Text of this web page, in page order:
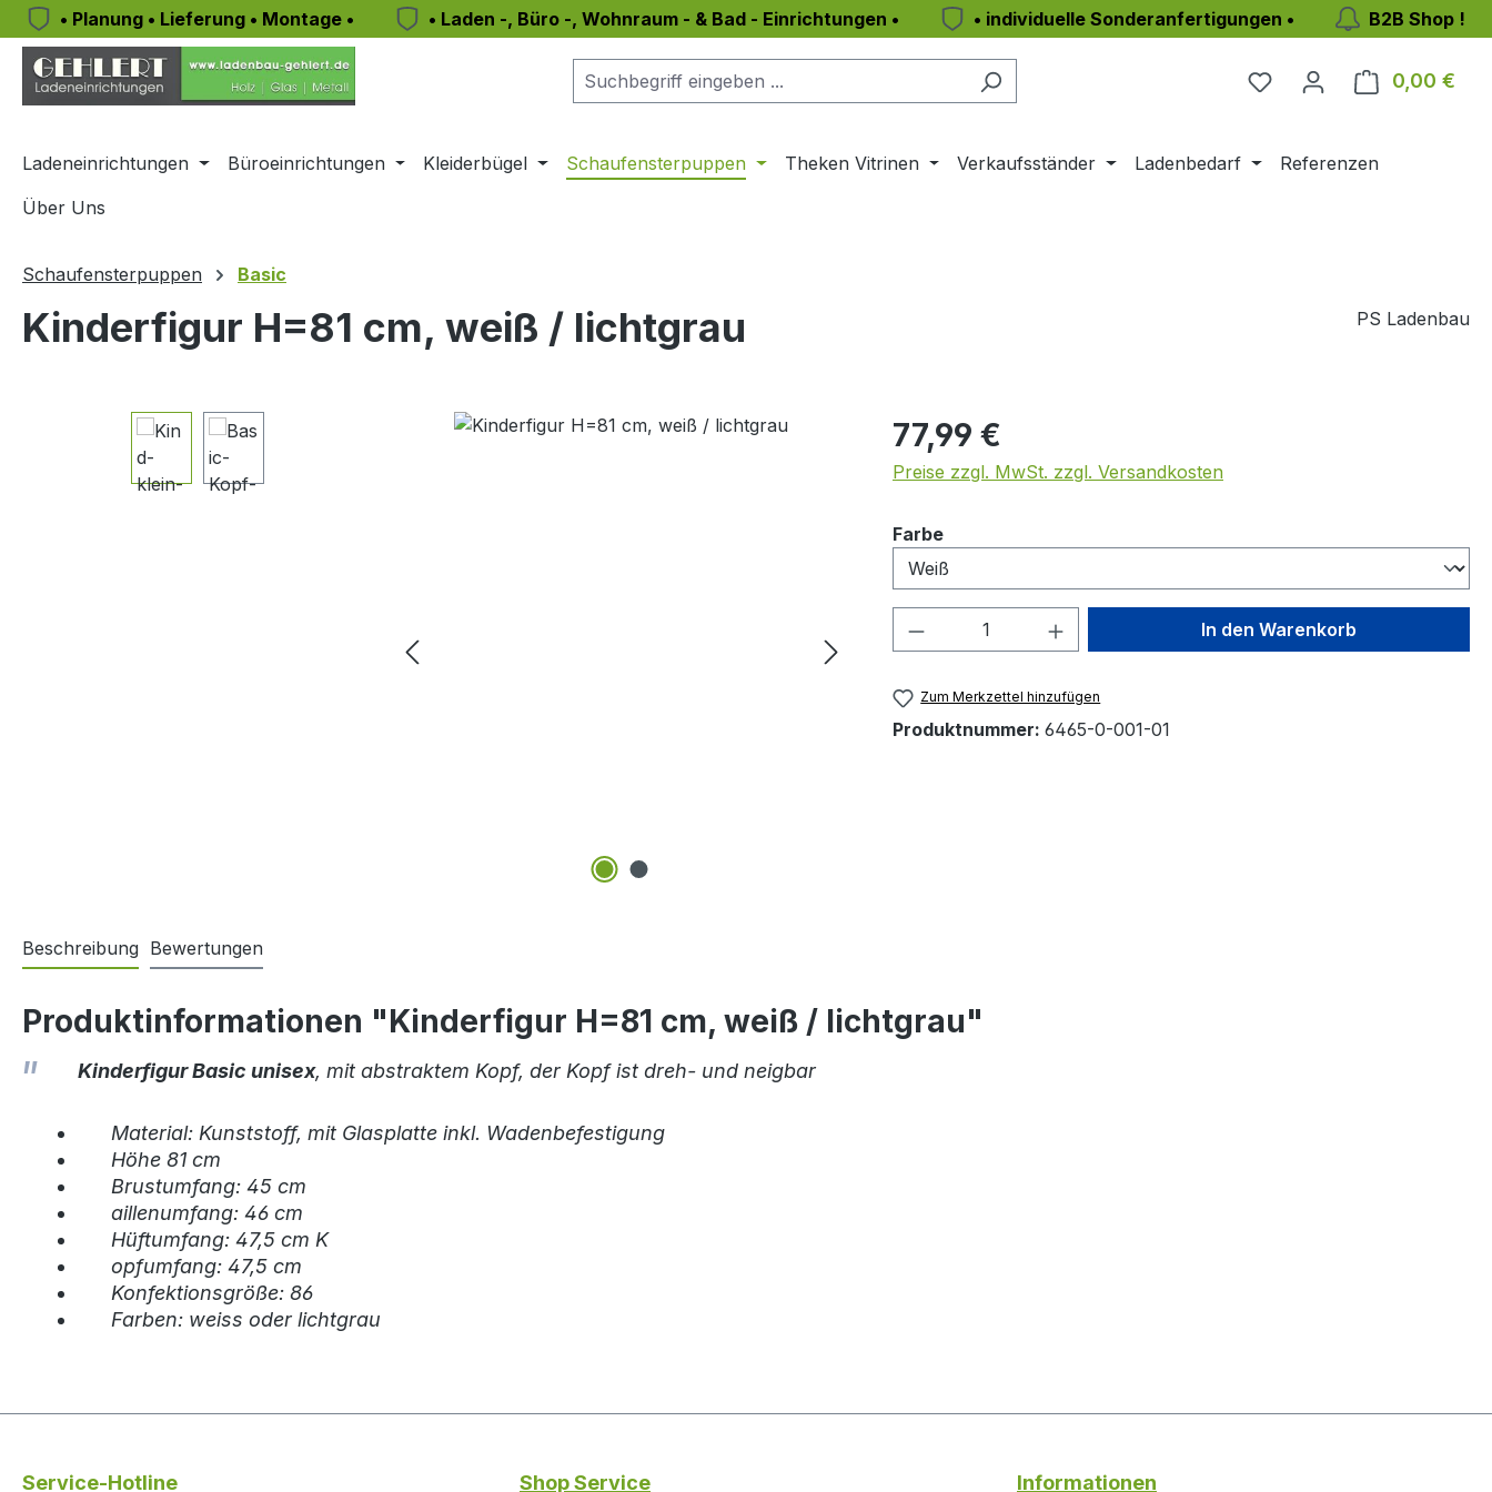
Hauptinhalt springen
Zur Suche springen
Zur Hauptnavigation springen
• Planung • Lieferung • Montage • • Laden -, Büro -, Wohnraum - & Bad - Einrichtungen • • individuelle Sonderanfertigungen • B2B Shop !
0,00 €
Ladeneinrichtungen Büroeinrichtungen Kleiderbügel Schaufensterpuppen Theken Vitrinen Verkaufsständer Ladenbedarf
Referenzen
Über Uns
Schaufensterpuppen Basic
Kinderfigur H=81 cm, weiß / lichtgrau PS Ladenbau
Bildergalerie überspringen Regulärer Preis:
77,99 €
Preise zzgl. MwSt. zzgl. Versandkosten
Farbeauswählen
Produkt Anzahl: Gib den gewünschten Wert
In den Warenkorb
Zum Merkzettel hinzufügen
Produktnummer: 6465-0-001-01
Beschreibung Bewertungen
Produktinformationen "Kinderfigur H=81 cm, weiß / lichtgrau"
Kinderfigur Basic unisex, mit abstraktem Kopf, der Kopf ist dreh- und neigbar
Material: Kunststoff, mit Glasplatte inkl. Wadenbefestigung
Höhe 81 cm
Brustumfang: 45 cm
aillenumfang: 46 cm
Hüftumfang: 47,5 cm K
opfumfang: 47,5 cm
Konfektionsgröße: 86
Farben: weiss oder lichtgrau
Service-Hotline Shop Service Informationen